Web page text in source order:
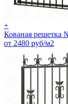
+
Кованая решетка
от 2480 руб/м2